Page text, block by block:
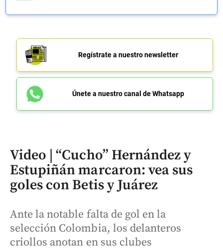
Regístrate a nuestro newsletter
Únete a nuestro canal de Whatsapp
Video | “Cucho” Hernández y
Estupiñán marcaron: vea sus
goles con Betis y Juárez
Ante la notable falta de gol en la
selección Colombia, los delanteros
criollos anotan en sus clubes